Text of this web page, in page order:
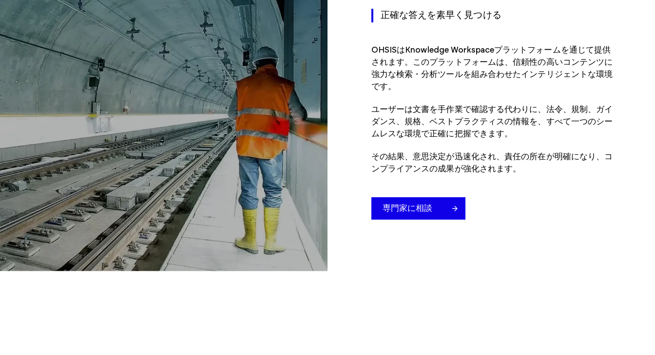
正確な答えを素早く見つける
OHSISはKnowledge Workspaceプラットフォームを通じて提供
されます。このプラットフォームは、信頼性の高いコンテンツに
強力な検索・分析ツールを組み合わせたインテリジェントな環境
です。
ユーザーは文書を手作業で確認する代わりに、法令、規制、ガイ
ダンス、規格、ベストプラクティスの情報を、すべて一つのシー
ムレスな環境で正確に把握できます。
その結果、意思決定が迅速化され、責任の所在が明確になり、コ
ンプライアンスの成果が強化されます。
専門家に相談